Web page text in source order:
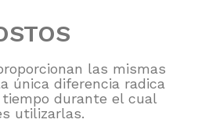
las mismas
única diferencia radica
durante el cual
utilizarlas.